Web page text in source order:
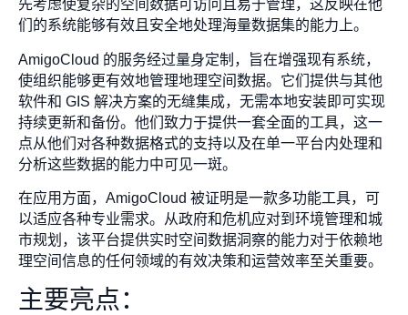
先考虑使复杂的空间数据可访问且易于管理，这反映在他
们的系统能够有效且安全地处理海量数据集的能力上。
AmigoCloud 的服务经过量身定制，旨在增强现有系统，
使组织能够更有效地管理地理空间数据。它们提供与其他
软件和 GIS 解决方案的无缝集成，无需本地安装即可实现
持续更新和备份。他们致力于提供一套全面的工具，这一
点从他们对各种数据格式的支持以及在单一平台内处理和
分析这些数据的能力中可见一斑。
在应用方面，AmigoCloud 被证明是一款多功能工具，可
以适应各种专业需求。从政府和危机应对到环境管理和城
市规划，该平台提供实时空间数据洞察的能力对于依赖地
理空间信息的任何领域的有效决策和运营效率至关重要。
主要亮点：